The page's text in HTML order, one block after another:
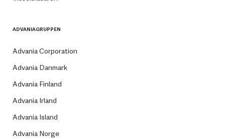
ADVANIAGRUPPEN
Advania Corporation
Advania Danmark
Advania Finland
Advania Irland
Advania Island
Advania Norge